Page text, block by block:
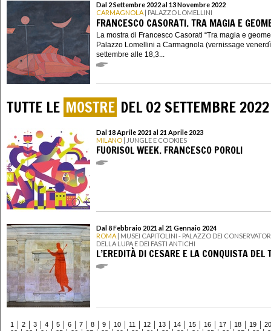
Dal 2 Settembre 2022 al 13 Novembre 2022
CARMAGNOLA | PALAZZO LOMELLINI
FRANCESCO CASORATI. TRA MAGIA E
La mostra di Francesco Casorati “Tra magia e
Palazzo Lomellini a Carmagnola (vernissage
settembre alle 18,3...
TUTTE LE MOSTRE DEL 02 SETTEMBRE 2022
Dal 18 Aprile 2021 al 21 Aprile 2023
MILANO | JUNGLE E COOKIES
FUORISOL WEEK. FRANCESCO POROLI
Dal 8 Febbraio 2021 al 21 Gennaio 2024
ROMA | MUSEI CAPITOLINI - PALAZZO DEI
DELLA LUPA E DEI FASTI ANTICHI
L’EREDITÀ DI CESARE E LA CONQUISTA DEL
1 2 3 4 5 6 7 8 9 10 11 12 13 14 15 16 17 18 19
20